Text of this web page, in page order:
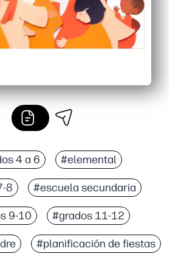
4 a 6 #elemental
8 #escuela secundaria
9-10 #grados 11-12
#planificación de fiestas